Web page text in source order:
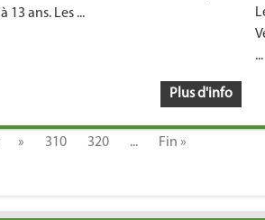
13 ans. Les ...
Plus d'info
...
» 310 320 ... Fin »